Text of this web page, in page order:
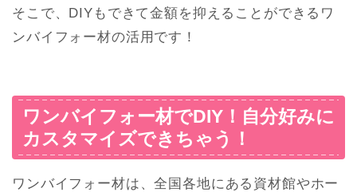
そこで、DIYもできて金額を抑えることができるワ
ンバイフォー材の活用です！
ワンバイフォー材でDIY！自分好みに
カスタマイズできちゃう！
ワンバイフォー材は、全国各地にある資材館やホー